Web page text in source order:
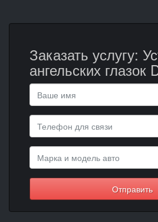
Заказать услугу:
ангельских глазок
Отправить